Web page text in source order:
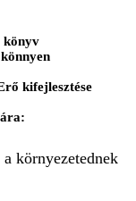
könyv
kifejlesztése
környezetednek